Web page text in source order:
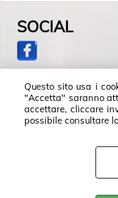
Questo sito usa i
"Accetta" saranno
accettare, cliccare
possibile consultare
SOCIAL